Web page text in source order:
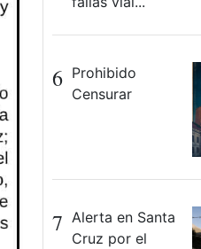
6 Prohibido
Censurar
7 Alerta en Santa
Cruz por el